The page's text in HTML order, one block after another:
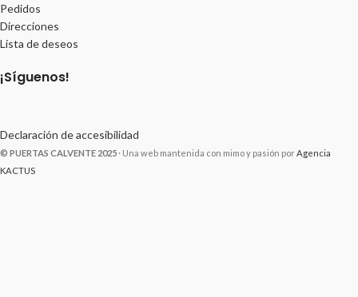
Pedidos
Direcciones
Lista de deseos
¡Síguenos!
Declaración de accesibilidad
© PUERTAS CALVENTE 2025 · Una web mantenida con mimo y pasión por Agencia
KACTUS